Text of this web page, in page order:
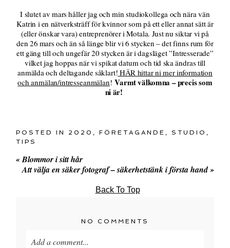
I slutet av mars håller jag och min studiokollega och nära vän
Katrin i en nätverksträff för kvinnor som på ett eller annat sätt är
(eller önskar vara) entreprenörer i Motala. Just nu siktar vi på
den 26 mars och än så länge blir vi 6 stycken – det finns rum för
ett gäng till och ungefär 20 stycken är i dagsläget ”Intresserade”
vilket jag hoppas när vi spikat datum och tid ska ändras till
anmälda och deltagande såklart! HÄR hittar ni mer information
och anmälan/intresseanmälan! Varmt välkomna – precis som
ni är!
POSTED IN 2020 ,FÖRETAGANDE , STUDIO ,
TIPS
«Blommor i sitt hår
Att välja en säker fotograf – säkerhetstänk i första hand»
Back To Top
NO COMMENTS
Add a comment...